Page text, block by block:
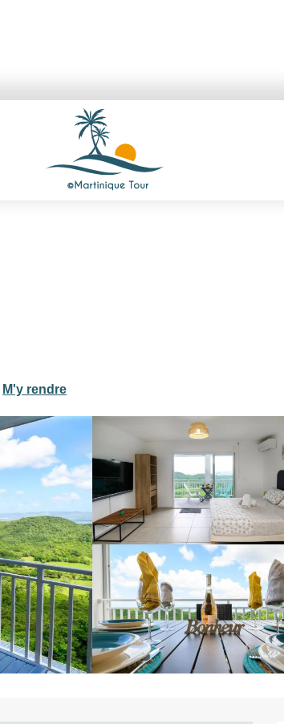
M'y rendre